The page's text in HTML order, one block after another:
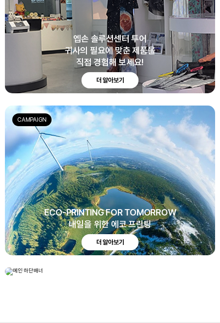
엡손 솔루션센터 투어
귀사의 필요에 맞춘 제품을
직접 경험해 보세요!
더 알아보기
ECO-PRINTING FOR TOMORROW
내일을 위한 에코 프린팅
더 알아보기
CAMPAIGN
ECO-PROJECTION FOR TOMORROW
엡손 3LCD 프로젝터 일상을 ECO로 보다